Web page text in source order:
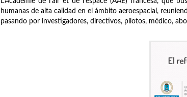
humanas de alta calidad en el ámbito aeroespacial,
pasando por investigadores, directivos, pilotos, médico,